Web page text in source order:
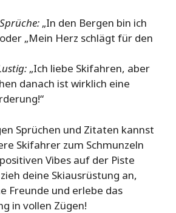
„In den Bergen bin ich
„Mein Herz schlägt für den
„Ich liebe Skifahren, aber
danach ist wirklich eine
Sprüchen und Zitaten kannst
Skifahrer zum Schmunzeln
Vibes auf der Piste
deine Skiausrüstung an,
Freunde und erlebe das
in vollen Zügen!